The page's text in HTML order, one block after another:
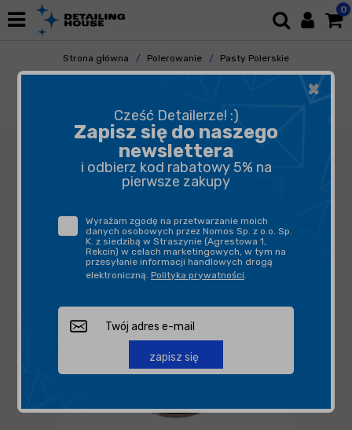
0
Strona główna Polerowanie
Pasty Polerskie
Pasty Polishowe
×
Cześć Detailerze! :)
Zapisz się do naszego
newslettera
i odbierz kod rabatowy 5% na
pierwsze zakupy
Wyrażam zgodę na przetwarzanie moich
danych osobowych przez Nomos Sp. z o.o. Sp.
K. z siedzibą w Straszynie (Agrestowa 1,
Rekcin) w celach marketingowych, w tym na
przesyłanie informacji handlowych drogą
elektroniczną. Polityka prywatności.
zapisz się